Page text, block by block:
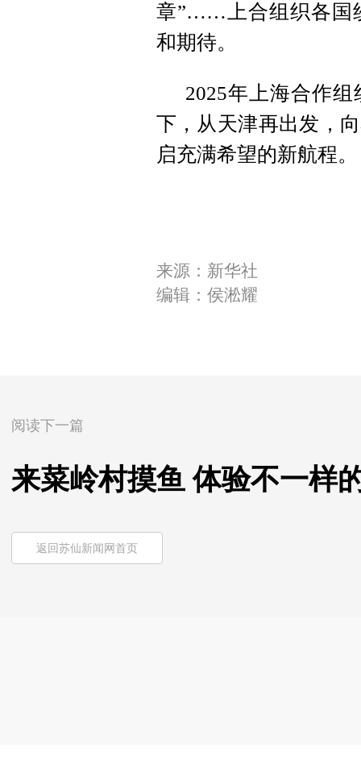
章”……上合组织各国
和期待。
2025年上海合作
下，从天津再出发，
启充满希望的新航程
来源：新华社
编辑：侯淞耀
阅读下一篇
来菜岭村摸鱼 体验不一样
返回苏仙新闻网首页